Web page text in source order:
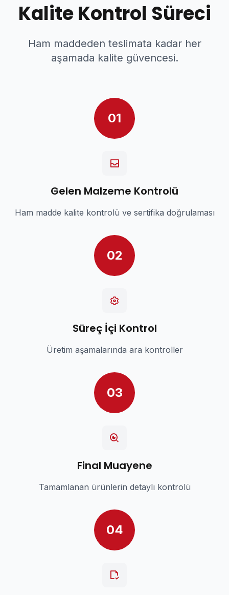
Kalite Kontrol Süreci
Ham maddeden teslimata kadar her
aşamada kalite güvencesi.
01
Gelen Malzeme Kontrolü
Ham madde kalite kontrolü ve sertifika doğrulaması
02
Süreç İçi Kontrol
Üretim aşamalarında ara kontroller
03
Final Muayene
Tamamlanan ürünlerin detaylı kontrolü
04